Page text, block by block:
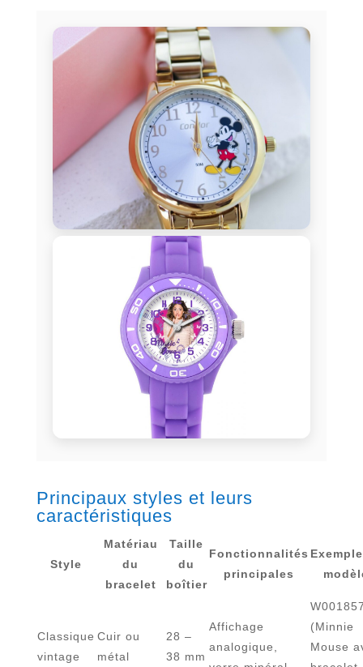
Principaux styles et leurs
caractéristiques
Style
Matériau
du
bracelet
Taille
du
boîtier
Fonctionnalités
principales
Classique
vintage
Cuir ou
métal
28 –
38 mm
Affichage
analogique,
(Minnie
Mouse